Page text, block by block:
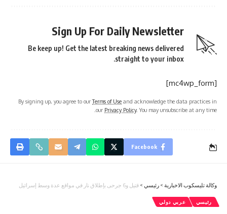
Sign Up For Daily Newsletter
Be keep up! Get the latest breaking news delivered
straight to your inbox.
[mc4wp_form]
By signing up, you agree to ourTerms of Use and acknowledge the data practices in
our Privacy Policy. You may unsubscribe at any time.
Facebook
وكالة تليسكوب الاخبارية > رئيسي > قتيل و6 جرحى بإطلاق نار في مواقع عدة وسط إسرائيل
رئيسي عربي دولي